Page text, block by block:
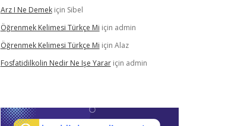
Arz I Ne Demekiçin Sibel
Öğrenmek Kelimesi Türkçe Mi için admin
Öğrenmek Kelimesi Türkçe Mi için Alaz
Fosfatidilkolin Nedir Ne Işe Yarariçin admin